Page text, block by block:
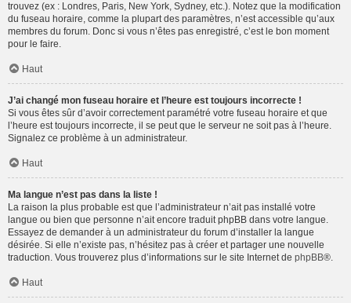
trouvez (ex : Londres, Paris, New York, Sydney, etc.). Notez que la modification
du fuseau horaire, comme la plupart des paramètres, n’est accessible qu’aux
membres du forum. Donc si vous n’êtes pas enregistré, c’est le bon moment
pour le faire.
Haut
J’ai changé mon fuseau horaire et l’heure est toujours incorrecte !
Si vous êtes sûr d’avoir correctement paramétré votre fuseau horaire et que
l’heure est toujours incorrecte, il se peut que le serveur ne soit pas à l’heure.
Signalez ce problème à un administrateur.
Haut
Ma langue n’est pas dans la liste !
La raison la plus probable est que l’administrateur n’ait pas installé votre
langue ou bien que personne n’ait encore traduit phpBB dans votre langue.
Essayez de demander à un administrateur du forum d’installer la langue
désirée. Si elle n’existe pas, n’hésitez pas à créer et partager une nouvelle
traduction. Vous trouverez plus d’informations sur le site Internet de phpBB®.
Haut